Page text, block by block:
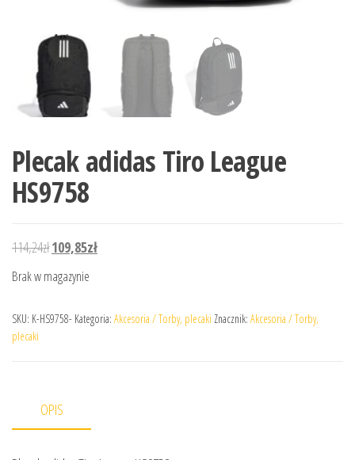
Plecak adidas Tiro League
HS9758
114,24złPierwotna cena wynosiła: 114,24zł.
109,85złAktualna cena wynosi: 109,85zł.
Brak w magazynie
SKU: K-HS9758- Kategoria: Akcesoria / Torby, plecaki Znacznik: Akcesoria / Torby,
plecaki
OPIS